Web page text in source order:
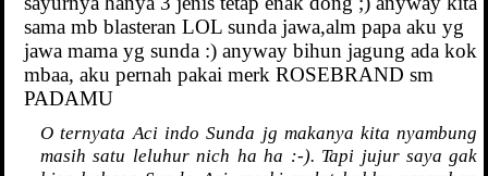
sama mb blasteran LOL sunda jawa,alm papa aku yg
jawa mama yg sunda :) anyway bihun jagung ada kok
mbaa, aku pernah pakai merk ROSEBRAND sm
PADAMU
O ternyata Aci indo Sunda jg makanya kita nyambung
masih satu leluhur nich ha ha :-). Tapi jujur saya gak